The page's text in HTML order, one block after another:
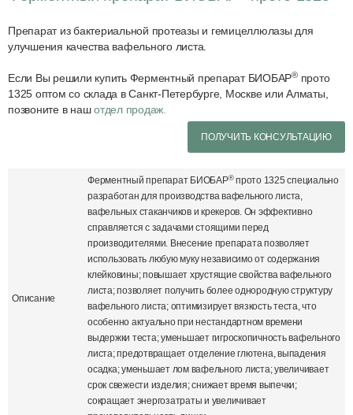
Препарат из бактериальной протеазы и гемицеллюлазы для
улучшения качества вафельного листа.
Если Вы решили купить Ферментный препарат БИОБАР®прото
1325 оптом со склада в Санкт-Петербурге, Москве или Алматы,
позвоните в нашотдел продаж.
ПОЛУЧИТЬ КОНСУЛЬТАЦИЮ
Описание
Ферментный препарат БИОБАР®прото 1325 специально
разработан для производства вафельного листа,
вафельных стаканчиков и крекеров. Он эффективно
справляется с задачами стоящими перед
производителями. Внесение препарата позволяет
использовать любую муку независимо от содержания
клейковины; повышает хрустящие свойства вафельного
листа; позволяет получить более однородную структуру
вафельного листа; оптимизирует вязкость теста, что
особенно актуально при нестандартном времени
выдержки теста; уменьшает гигроскопичность вафельного
листа; предотвращает отделение глютена, выпадения
осадка; уменьшает лом вафельного листа; увеличивает
срок свежести изделия; снижает время выпечки;
сокращает энергозатраты и увеличивает